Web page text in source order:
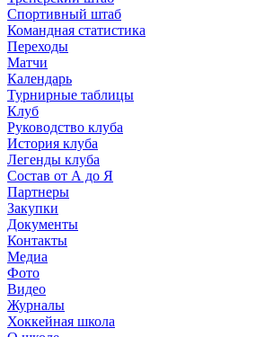
Спортивный штаб
Командная статистика
Переходы
Матчи
Календарь
Турнирные таблицы
Клуб
Руководство клуба
История клуба
Легенды клуба
Состав от А до Я
Партнеры
Закупки
Документы
Контакты
Медиа
Фото
Видео
Журналы
Хоккейная школа